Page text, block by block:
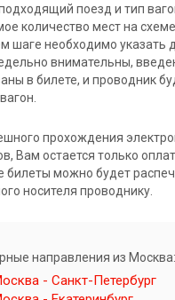
поезд и тип
количество мест на
шаге необходимо указать
внимательны,
в билете, и проводник
прохождения
Вам остается только
билеты можно будет
носителя проводнику.
направления из Москва:
- Санкт-Петербург